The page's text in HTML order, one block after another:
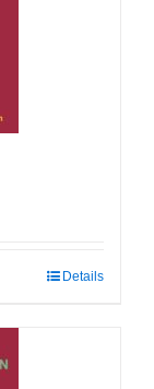
Details